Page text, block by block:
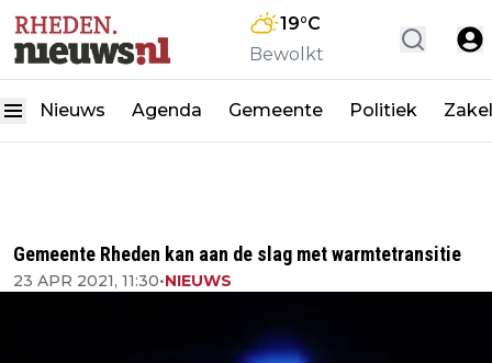
19°C
Bewolkt
Nieuws Agenda Gemeente Politiek
Gemeente Rheden kan aan de slag met warmtetransitie
23 APR 2021, 11:30•NIEUWS